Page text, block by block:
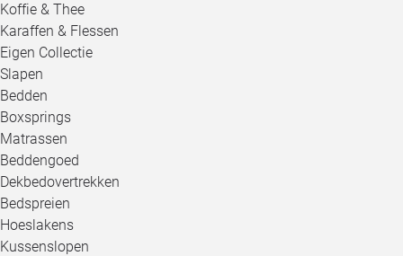
Koffie & Thee
Karaffen & Flessen
Eigen Collectie
Slapen
Bedden
Boxsprings
Matrassen
Beddengoed
Dekbedovertrekken
Bedspreien
Hoeslakens
Kussenslopen